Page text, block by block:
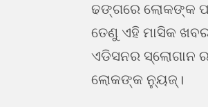
ଢଙ୍ଗରେ ଲୋକଙ୍କ
ତେଣୁ ଏହି ମାସିକ
ଏଡିସନର ସ୍ଲୋଗାନ
ଲୋକଙ୍କ ନ୍ୟୁଜ୍।